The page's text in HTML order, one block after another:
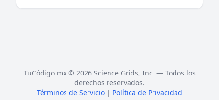
TuCódigo.mx © 2026 Science Grids, Inc. — Todos los
derechos reservados.
Términos de Servicio | Política de Privacidad